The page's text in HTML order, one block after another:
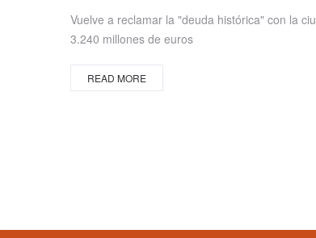
Vuelve a reclamar la "deuda histórica" con la
3.240 millones de euros
READ MORE